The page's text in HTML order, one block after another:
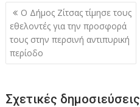
Πλοήγηση
άρθρων
Ο Δήμος Ζίτσας τίμησε τους
εθελοντές για την προσφορά
τους στην περσινή αντιπυρική
περίοδο
Σχετικές δημοσιεύσεις